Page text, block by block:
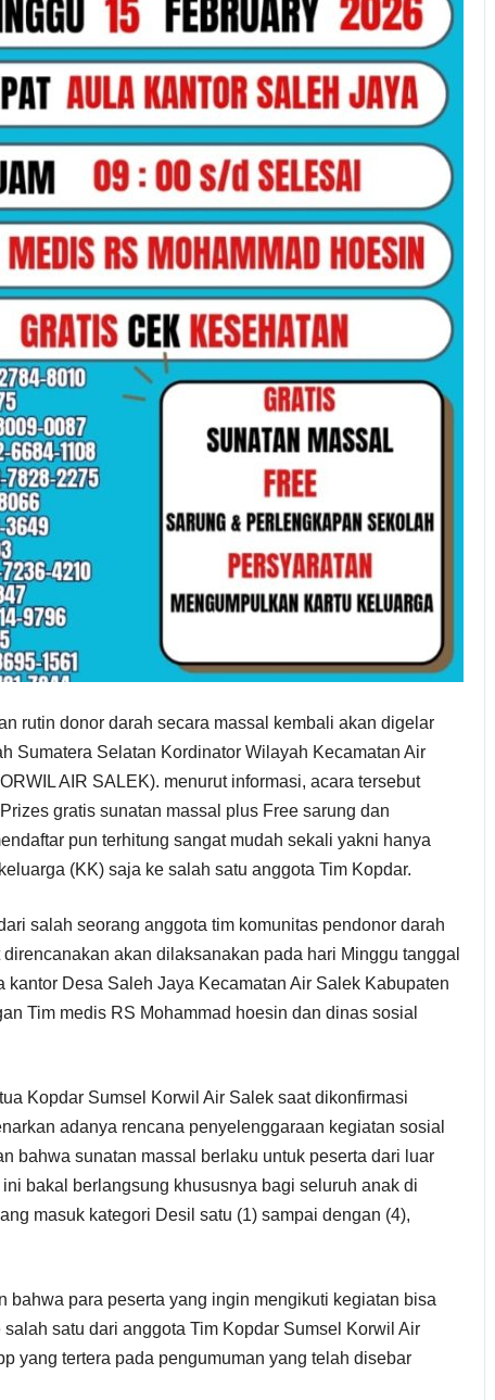
rutin donor darah secara massal kembali akan digelar
Sumatera Selatan Kordinator Wilayah Kecamatan Air
AIR SALEK). menurut informasi, acara tersebut
gratis sunatan massal plus Free sarung dan
pun terhitung sangat mudah sekali yakni hanya
(KK) saja ke salah satu anggota Tim Kopdar.
salah seorang anggota tim komunitas pendonor darah
akan dilaksanakan pada hari Minggu tanggal
kantor Desa Saleh Jaya Kecamatan Air Salek Kabupaten
Tim medis RS Mohammad hoesin dan dinas sosial
Kopdar Sumsel Korwil Air Salek saat dikonfirmasi
adanya rencana penyelenggaraan kegiatan sosial
bahwa sunatan massal berlaku untuk peserta dari luar
bakal berlangsung khususnya bagi seluruh anak di
masuk kategori Desil satu (1) sampai dengan (4),
bahwa para peserta yang ingin mengikuti kegiatan bisa
satu dari anggota Tim Kopdar Sumsel Korwil Air
yang tertera pada pengumuman yang telah disebar